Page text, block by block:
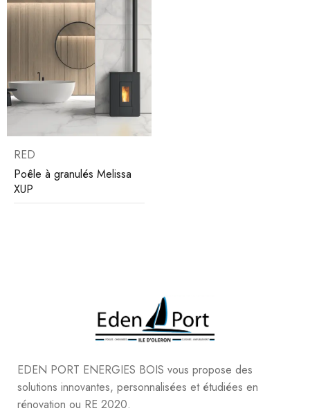
RED
Poêle à granulés Melissa
XUP
EDEN PORT ENERGIES BOIS vous propose des
solutions innovantes, personnalisées et étudiées en
rénovation ou RE 2020.